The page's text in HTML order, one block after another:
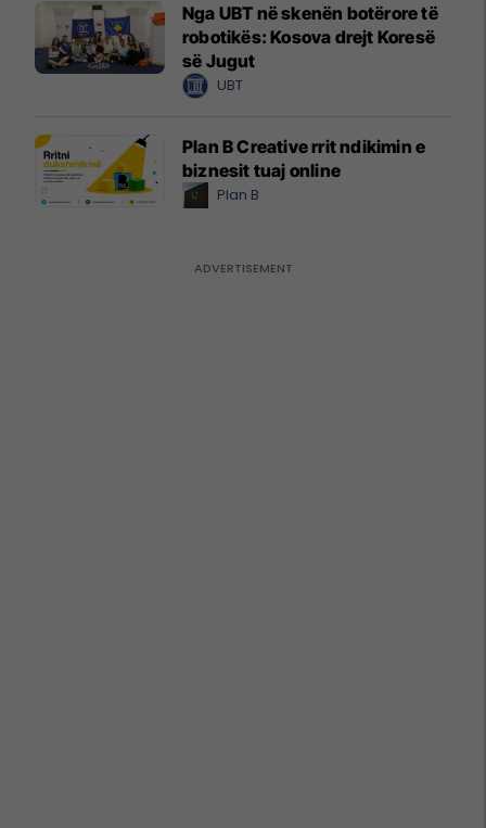
Nga UBT në skenën botërore të
robotikës: Kosova drejt Koresë
së Jugut
UBT
Plan B Creative rrit ndikimin e
biznesit tuaj online
Plan B